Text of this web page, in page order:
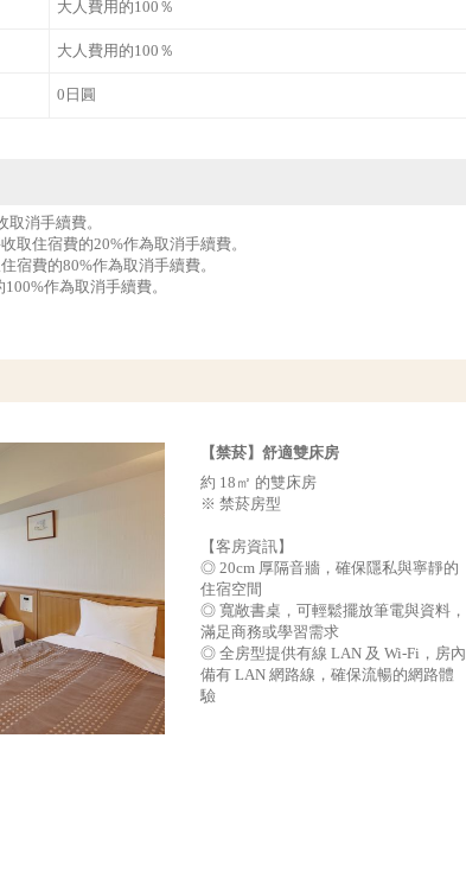
大人費用的100％
大人費用的100％
0日圓
消手續費。
取住宿費的20%作為取消手續費。
宿費的80%作為取消手續費。
作為取消手續費。
【禁菸】舒適雙床房
約 18㎡ 的雙床房
※ 禁菸房型
【客房資訊】
◎ 20cm 厚隔音牆，確保隱私與寧靜的
住宿空間
◎ 寬敞書桌，可輕鬆擺放筆電與資料，
滿足商務或學習需求
◎ 全房型提供有線 LAN 及 Wi-Fi，房內
備有 LAN 網路線，確保流暢的網路體
驗